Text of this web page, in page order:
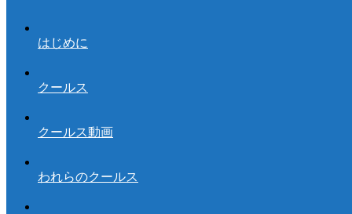
はじめに
クールス
クールス動画
われらのクールス